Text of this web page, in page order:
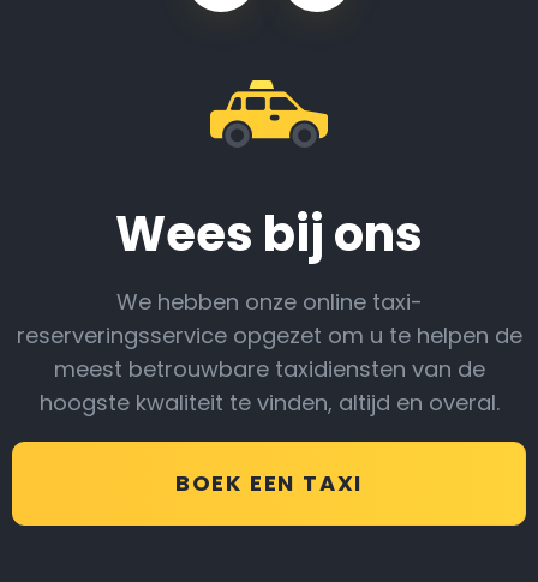
Wees bij ons
We hebben onze online taxi-
reserveringsservice opgezet om u te helpen de
meest betrouwbare taxidiensten van de
hoogste kwaliteit te vinden, altijd en overal.
BOEK EEN TAXI